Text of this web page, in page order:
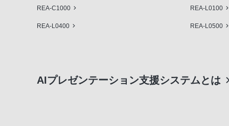
REA-C1000 REA-L0100
REA-L0400 REA-L0500
AIプレゼンテーション支援システムとは